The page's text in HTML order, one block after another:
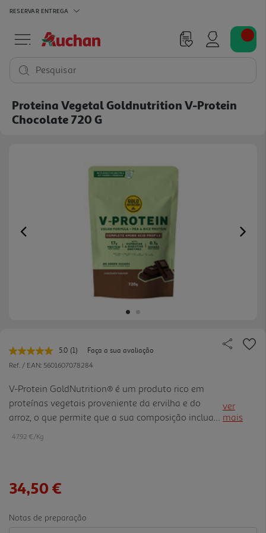
RESERVAR ENTREGA
Pesquisar
Proteina Vegetal Goldnutrition V-Protein
Chocolate 720 G
Previous
5.0 Leu
uma
Link
para
a
mesma
página.
(1)
Faça a sua avaliação
Ref. / EAN: 5601607078284
V-Protein GoldNutrition® é um produto rico em
proteínas vegetais proveniente da ervilha e do
arroz, o que permite que a sua composição inclua
todos os aminoácidos essenciais para o organismo,
extraída do ananás, que permite a otimização da
rica em probióticos, bactérias benéficas que
ver
mais
47.92 €/Kg
34,50 €
Notas de preparação